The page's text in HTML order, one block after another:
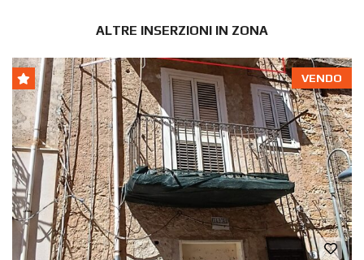
ALTRE INSERZIONI IN ZONA
VENDO